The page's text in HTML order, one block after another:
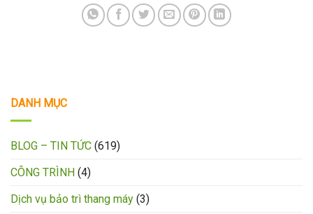
DANH MỤC
BLOG – TIN TỨC (619)
CÔNG TRÌNH (4)
Dịch vụ bảo trì thang máy (3)